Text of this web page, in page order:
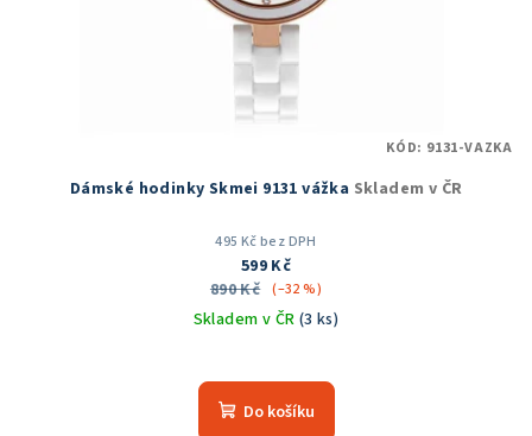
Dámské hodinky Skmei 9131 vážka Skladem v ČR
495 Kč bez DPH
599 Kč
890 Kč (–32 %)
Skladem v ČR (3 ks)
Do košíku
KÓD: 9131-VAZKA